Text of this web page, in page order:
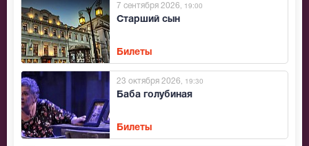
Старший сын
7 сентября 2026 , 19:00
Билеты
Баба голубиная
23 октября 2026 , 19:30
Билеты